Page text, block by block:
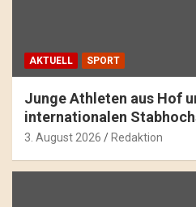
AKTUELL SPORT
Junge Athleten aus Hof
internationalen
3. August 2026 Redaktion